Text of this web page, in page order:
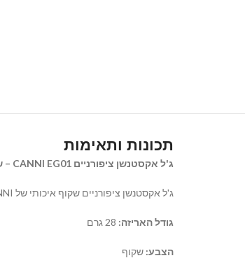
תכונות ותאימות
ג'ל אקסטנשן ציפורניים CANNI EG01 – שקוף
ג'ל אקסטנשן ציפורניים שקוף איכותי של CANNI,
גודל האריזה:
הצבע: שקוף